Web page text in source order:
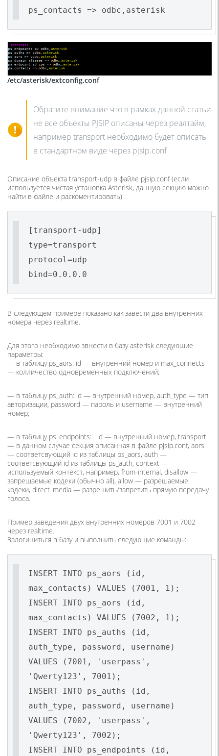
ps_contacts => odbc,asterisk
/etc/asterisk/extconfig.conf
Обратите внимание что в рамках данной статьи
не все объекты PJSIP описаны через реалтайм,
например transport необходимо будет описать
в стандартном виде через pjsip.conf
Описание объекта transport-udp в файле pjsip.conf (если
используется чистая установка Asterisk, данную секцию можно
найти в файле и раскоментировать)
[transport-udp]
type=transport
protocol=udp
bind=0.0.0.0
В следующем примере показано как завести два внутренних
номера через realtime.
Для этого необходимо звнести в базу asterisk следующие
параметры:
— в таблицу ps_aors: id — внутренний номер и max_connects
— колличество одновременных подключений;
— в таблицу ps_auth: id — внутренний номер, auth_type — тип
авторизации, password — пароль и username — внутренний
номер;
— в таблицу ps_endpoints: id — внутренний номер, transport
— в данном случае секция описанная в файле pjsip.conf, aors
— соответсвующий id из таблицы ps_aors, auth —
соответсвующий id из таблицы ps_auth, context —
используемый контекст, например, from-internal, disallow —
запрещаемые кодеки (обычно all), allow — разрешаемые
кодеки, direct_media — разрешить/запретить прямую передачу
голоса.
Пример заведения двух внутренних номеров 7001 и 7002
через realtime.
Залогиниться в базу и выполнить следующие команды:
INSERT INTO ps_aors (id,
max_contacts) VALUES (7001, 1);
INSERT INTO ps_aors (id,
max_contacts) VALUES (7002, 1);
INSERT INTO ps_auths (id,
auth_type, password, username)
VALUES (7001, 'userpass',
'Qwerty123', 7001);
INSERT INTO ps_auths (id,
auth_type, password, username)
VALUES (7002, 'userpass',
'Qwerty123', 7002);
INSERT INTO ps_endpoints (id,